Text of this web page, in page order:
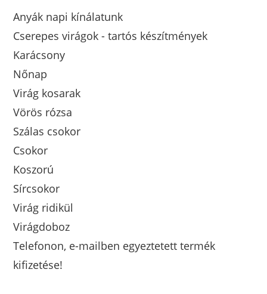
Anyák napi kínálatunk
Cserepes virágok - tartós készítmények
Karácsony
Nőnap
Virág kosarak
Vörös rózsa
Szálas csokor
Csokor
Koszorú
Sírcsokor
Virág ridikül
Virágdoboz
Telefonon, e-mailben egyeztetett termék
kifizetése!